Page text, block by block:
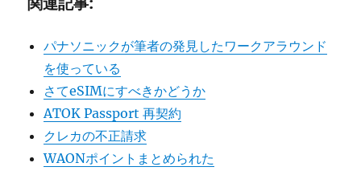
パナソニックが筆者の発見したワークアラウンド
を使っている
さてeSIMにすべきかどうか
ATOK Passport 再契約
クレカの不正請求
WAONポイントまとめられた